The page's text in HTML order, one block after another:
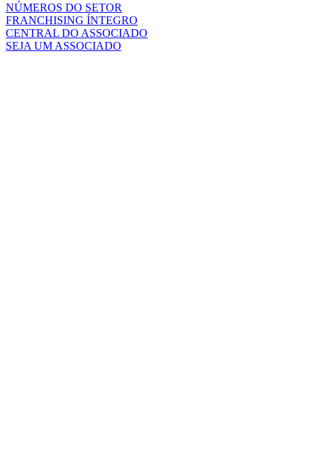
NÚMEROS DO SETOR
FRANCHISING ÍNTEGRO
CENTRAL DO ASSOCIADO
SEJA UM ASSOCIADO